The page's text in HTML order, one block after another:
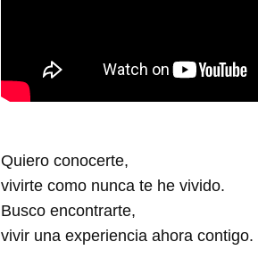
Quiero conocerte,
vivirte como nunca te he vivido.
Busco encontrarte,
vivir una experiencia ahora contigo.